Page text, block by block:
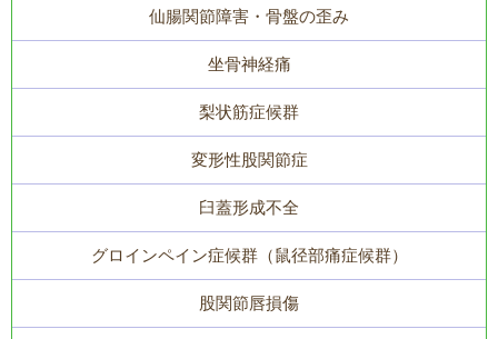
仙腸関節障害・骨盤の歪み
坐骨神経痛
梨状筋症候群
変形性股関節症
臼蓋形成不全
グロインペイン症候群（鼠径部痛症候群）
股関節唇損傷